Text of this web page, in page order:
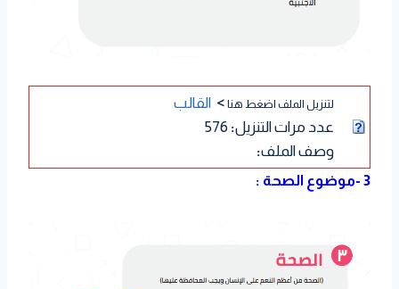
لتنزيل الملف اضغط هنا > القالب
عدد مرات التنزيل:
وصف الملف:
3 -موضوع الصحة :